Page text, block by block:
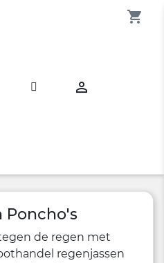

shopping_cart
Poncho's
de regen met
regenjassen